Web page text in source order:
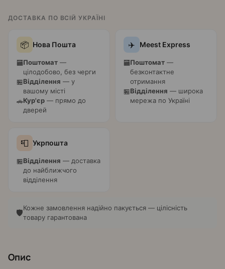
ДОСТАВКА ПО ВСІЙ УКРАЇНІ
📦 Нова Пошта
🏧Поштомат —
цілодобово, без черги
🏪Відділення — у
вашому місті
🚗Кур'єр — прямо до
дверей
✈️ Meest Express
🏧Поштомат —
безконтактне
отримання
🏪Відділення — широка
мережа по Україні
📮 Укрпошта
🏪Відділення — доставка
до найближчого
відділення
🛡️Кожне замовлення надійно пакується — цілісність
товару гарантована
Опис